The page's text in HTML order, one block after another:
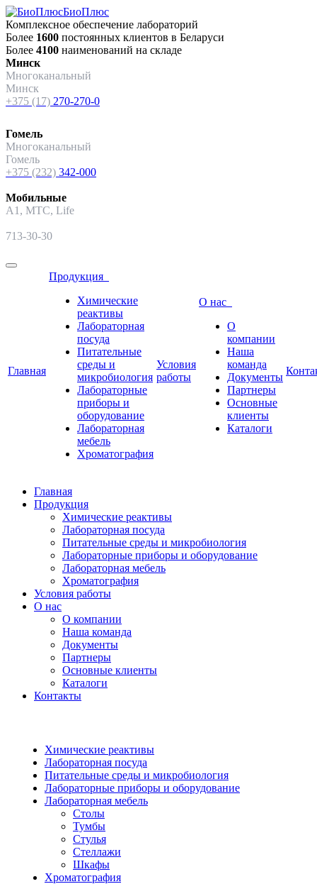
БиоПлюс
Комплексное обеспечение лабораторий
Более 1600 постоянных клиентов в Беларуси
Более 4100 наименований на складе
Минск
Многоканальный
Минск
+375 (17) 270-270-0
Гомель
Многоканальный
Гомель
+375 (232) 342-000
Мобильные
A1, МТС, Life
713-30-30
Главная
Продукция
Химические
реактивы
Лабораторная
посуда
Питательные
среды и
микробиология
Лабораторные
приборы и
оборудование
Лабораторная
мебель
Хроматография
Условия
работы
О нас
О
компании
Наша
команда
Документы
Партнеры
Основные
клиенты
Каталоги
Главная
Продукция
Химические реактивы
Лабораторная посуда
Питательные среды и микробиология
Лабораторные приборы и оборудование
Лабораторная мебель
Хроматография
Условия работы
О нас
О компании
Наша команда
Документы
Партнеры
Основные клиенты
Каталоги
Контакты
Химические реактивы
Лабораторная посуда
Питательные среды и микробиология
Лабораторные приборы и оборудование
Лабораторная мебель
Столы
Тумбы
Стулья
Стеллажи
Шкафы
Хроматография